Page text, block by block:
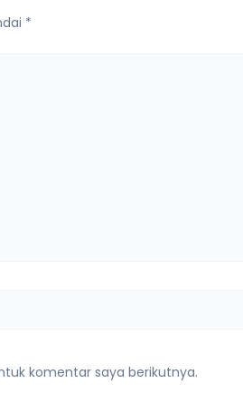
*
komentar saya berikutnya.